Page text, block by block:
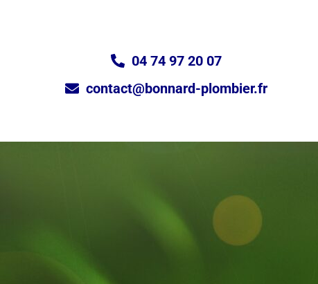
04 74 97 20 07
contact@bonnard-plombier.fr